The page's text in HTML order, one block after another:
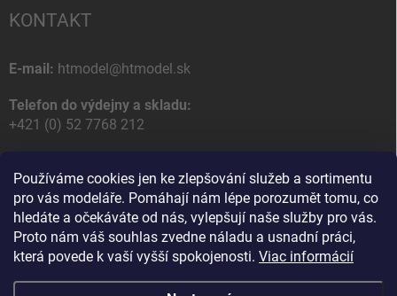
Používáme cookies jen ke zlepšování služeb a sortimentu
pro vás modeláře. Pomáhají nám lépe porozumět tomu, co
hledáte a očekáváte od nás, vylepšují naše služby pro vás.
Proto nám váš souhlas zvedne náladu a usnadní práci,
která povede k vaší vyšší spokojenosti. Viac informácií
KONTAKT
E-mail: htmodel@htmodel.sk
Telefon do výdejny a skladu:
+421 (0) 52 7768 212
HT model
Na letisko 49
058 01 Poprad
Slovenská Republika